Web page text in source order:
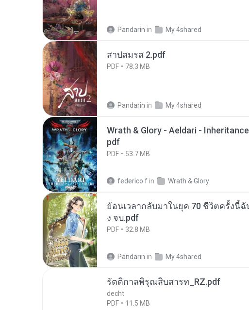
Pandarin in My 4shared
สาปสมรส 2.pdf
PDF 78.3 MB
Pandarin in My 4shared
Wrath & Glory - Aeldari -
pdf
PDF 53.7 MB
federico f in Wrath & Glory
ย้อนเวลากลับมาในยุค 70 ชีวิตครั้งนี้ฉั
ง จบ.pdf
PDF 32.8 MB
Pandarin in My 4shared
รัตติกาลพิรุณสิบสารท_RZ.pdf
decht
PDF
11.5 MB